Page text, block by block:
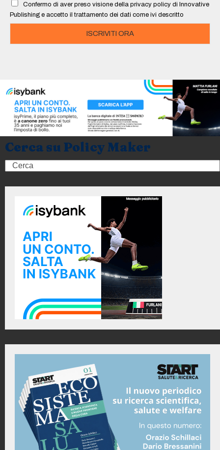
*
Confermo di aver preso visione della privacy policy di Innovative
Publishing e accetto il trattamento dei dati come ivi descritto
ISCRIVITI ORA
Cerca su Policy Maker
Search